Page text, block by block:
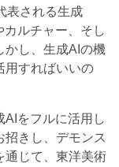
表される生成
ルチャー、そし
かし、生成AIの機
用すればいいの
をフルに活用し
きし、デモンス
通じて、東洋美術